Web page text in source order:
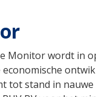
Monitor wordt in
economische
tot stand in